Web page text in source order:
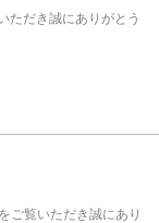
ただき誠にありがとう
ご覧いただき誠にあり